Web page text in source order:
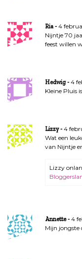
Ria
4
Nijntje 70
feest willen
Hedwig
4
Kleine Pluis
Lizzy
4
Wat een
van Nijntje
Lizzy
Annette
4
Mijn jongste